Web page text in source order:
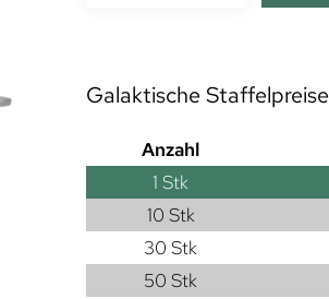
Galaktische Staffelpreise
Anzahl
1 Stk
10 Stk
30 Stk
50 Stk